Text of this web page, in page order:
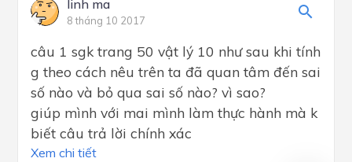
linh ma
8 tháng 10 2017
câu 1 sgk trang 50 vật lý 10 như sau khi tính
g theo cách nêu trên ta đã quan tâm đến sai
số nào và bỏ qua sai số nào? vì sao?
giúp mình với mai mình làm thực hành mà k
biết câu trả lời chính xác
Xem chi tiết